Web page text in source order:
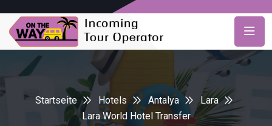
Startseite Hotels Antalya
Lara
Lara World Hotel Transfer